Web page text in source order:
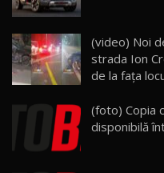
24
ZEEKR
Van
26:38
mai
Moldova
32:21
(video) Noi
strada Ion
de la faţa
(foto) Copia
disponibilă